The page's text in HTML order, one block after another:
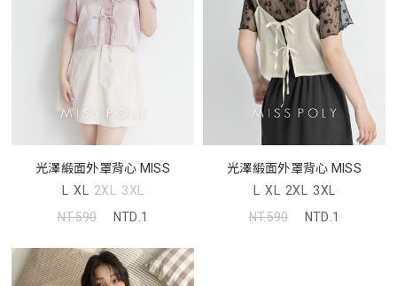
光澤緞面外罩背心 MISS
L XL 2XL 3XL
NT.590
NTD.1
光澤緞面外罩背心 MISS
L XL 2XL 3XL
NT.590
NTD.1